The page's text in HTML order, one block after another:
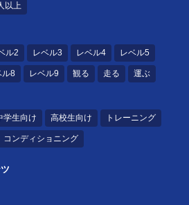
以上
ル2 レベル3 レベル4 レベル5
ル8 レベル9 観る 走る 運ぶ
学生向け 高校生向け トレーニング
コンディショニング